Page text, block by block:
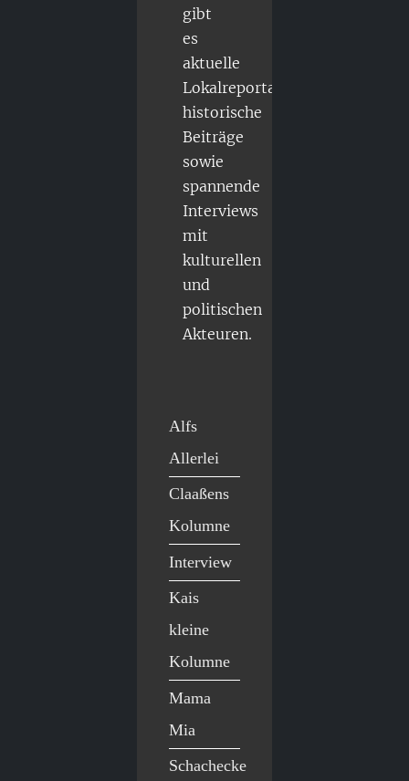
gibt
es
aktuelle
Lokalreportagen,
historische
Beiträge
sowie
spannende
Interviews
mit
kulturellen
und
politischen
Akteuren.
Alfs
Allerlei
Claaßens
Kolumne
Interview
Kais
kleine
Kolumne
Mama
Mia
Schachecke